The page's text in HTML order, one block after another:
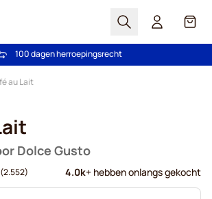
Zoek Cart
Gratis verzending vanaf € 49
100 dagen herroepingsrecht
au Lait
Dolce Gusto
(2.552) 4.0k+ hebben onlangs gekocht